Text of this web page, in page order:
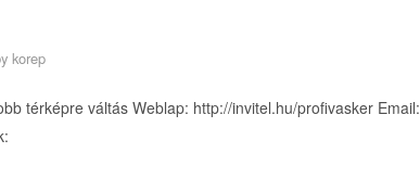
korep
térképre váltás Weblap: http://invitel.hu/profivasker Email: